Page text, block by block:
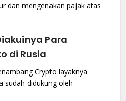
dan mengenakan pajak atas
Para
di Rusia
Crypto layaknya
sudah didukung oleh